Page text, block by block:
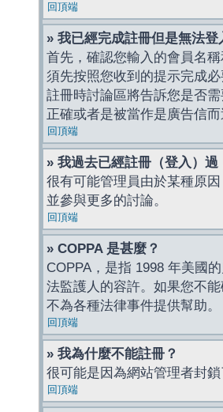
回頂端
» 我已經完成註冊但是無法登
首先，確認您輸入的會員名
須先按照您收到的提示完成
註冊時討論區將告訴您是否
正確或者是被當作是廣告信
回頂端
» 我過去已經註冊（登入）過
很有可能管理員由於某種原
並參與更多的討論。
回頂端
» COPPA 是甚麼？
COPPA，是指 1998 年美國
法監護人的容許。如果您不
不為各種法律事件提供幫助。
回頂端
» 我為什麼不能註冊？
很可能是因為網站管理者封
回頂端